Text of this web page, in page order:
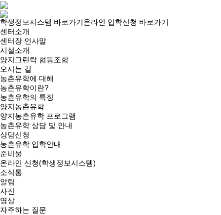
학생정보시스템 바로가기온라인 입학신청 바로가기
센터소개
센터장 인사말
시설소개
양지그린락 협동조합
오시는 길
농촌유학에 대해
농촌유학이란?
농촌유학의 특징
양지농촌유학
양지농촌유학 프로그램
농촌유학 상담 및 안내
상담신청
농촌유학 입학안내
준비물
온라인 신청(학생정보시스템)
소식통
알림
사진
영상
자주하는 질문